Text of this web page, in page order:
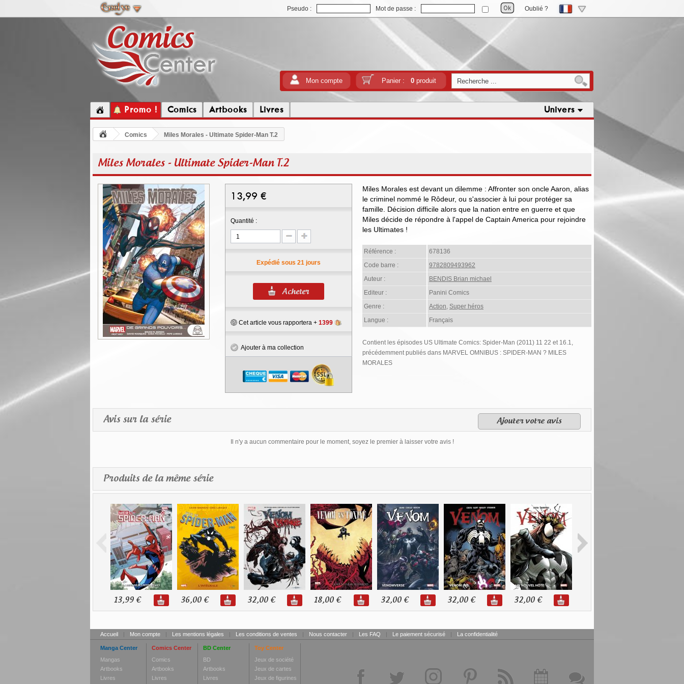
Pseudo : Mot de passe : Oublié ?
Mon compte Panier : 0produit
Promo ! Comics Artbooks Livres Univers
Comics Miles Morales - Ultimate Spider-Man T.2
Miles Morales - Ultimate Spider-Man T.2
13,99 €
Quantité :
Expédié sous 21 jours
Cet article vous rapportera + 1399
Ajouter à ma collection
Miles Morales est devant un dilemme : Affronter son oncle Aaron, alias
le criminel nommé le Rôdeur, ou s'associer à lui pour protéger sa
famille. Décision difficile alors que la nation entre en guerre et que
Miles décide de répondre à l'appel de Captain America pour rejoindre
les Ultimates !
Référence :
678136
Code barre :
9782809493962
Auteur :
BENDIS Brian michael
Editeur :
Panini Comics
Genre :
Action, Super héros
Langue :
Français
Contient les épisodes US Ultimate Comics: Spider-Man (2011) 11 22 et 16.1,
précédemment publiés dans MARVEL OMNIBUS : SPIDER-MAN ? MILES
MORALES
Avis sur la série Ajouter votre avis
Il n'y a aucun commentaire pour le moment, soyez le premier à laisser votre avis !
Produits de la même série
13,99 € 36,00 € 32,00 € 18,00 € 32,00 € 32,00 € 32,00 €
Accueil | Mon compte | Les mentions légales | Les conditions de ventes | Nous contacter | Les FAQ | Le paiement sécurisé | La confidentialité
Manga Center
Mangas
Artbooks
Livres
Comics Center
Comics
Artbooks
Livres
BD Center
BD
Artbooks
Livres
Toy Center
Jeux de société
Jeux de cartes
Jeux de figurines